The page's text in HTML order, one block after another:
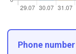
Phone